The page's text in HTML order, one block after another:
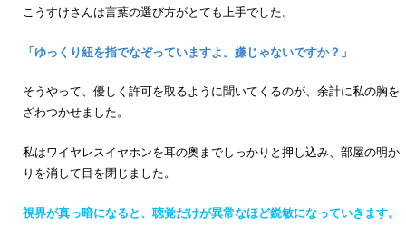
こうすけさんは言葉の選び方がとても上手でした。
「ゆっくり紐を指でなぞっていますよ。嫌じゃないですか？」
そうやって、優しく許可を取るように聞いてくるのが、余計に私の胸を
ざわつかせました。
私はワイヤレスイヤホンを耳の奥までしっかりと押し込み、部屋の明か
りを消して目を閉じました。
視界が真っ暗になると、聴覚だけが異常なほど鋭敏になっていきます。